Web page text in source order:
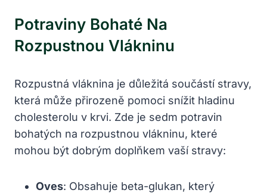
Potraviny Bohaté Na
Rozpustnou Vlákninu
Rozpustná vláknina je důležitá součástí stravy,
která může přirozeně pomoci snížit hladinu
cholesterolu v krvi. Zde je sedm potravin
bohatých na rozpustnou vlákninu, které
mohou být dobrým doplňkem vaší stravy:
Oves: Obsahuje beta-glukan, který